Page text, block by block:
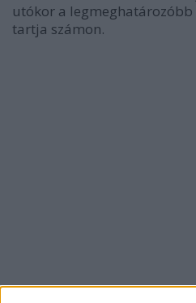
utókor a
tartja számon.